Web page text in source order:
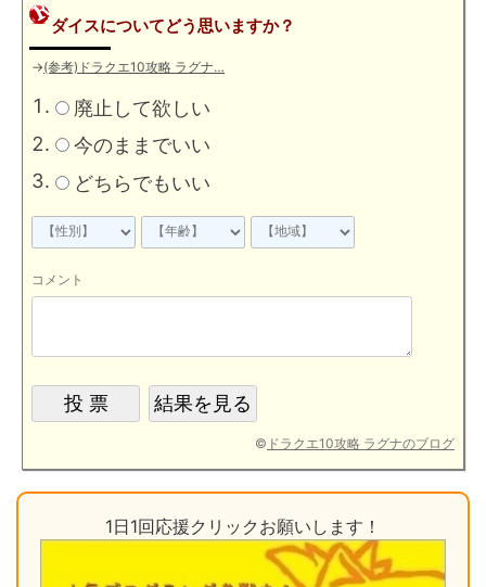
ダイスについてどう思いますか？
→(参考)ドラクエ10攻略 ラグナ…
廃止して欲しい
今のままでいい
どちらでもいい
コメント
© ドラクエ10攻略 ラグナのブログ
1日1回応援クリックお願いします！